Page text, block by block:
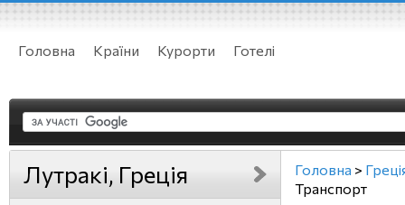
Головна Країни Курорти Готелі
Лутракі, Греція Головна >
Транспорт